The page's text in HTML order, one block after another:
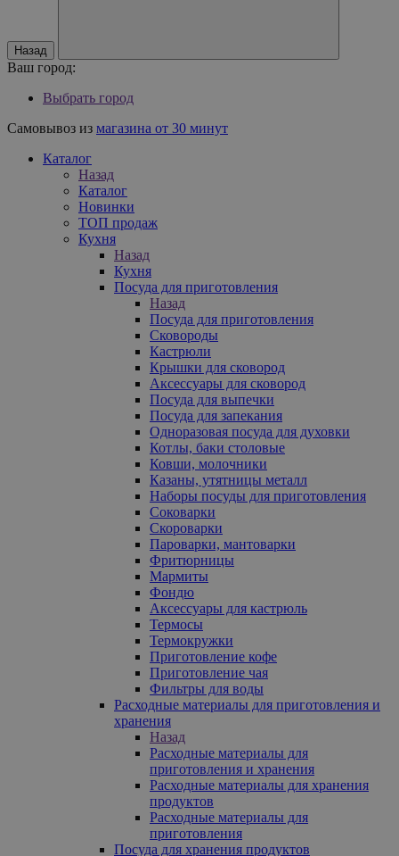
Назад
Ваш город:
Выбрать город
Самовывоз из магазина от 30 минут
Каталог
Назад
Каталог
Новинки
ТОП продаж
Кухня
Назад
Кухня
Посуда для приготовления
Назад
Посуда для приготовления
Сковороды
Кастрюли
Крышки для сковород
Аксессуары для сковород
Посуда для выпечки
Посуда для запекания
Одноразовая посуда для духовки
Котлы, баки столовые
Ковши, молочники
Казаны, утятницы металл
Наборы посуды для приготовления
Соковарки
Скороварки
Пароварки, мантоварки
Фритюрницы
Мармиты
Фондю
Аксессуары для кастрюль
Термосы
Термокружки
Приготовление кофе
Приготовление чая
Фильтры для воды
Расходные материалы для приготовления и
хранения
Назад
Расходные материалы для
приготовления и хранения
Расходные материалы для хранения
продуктов
Расходные материалы для
приготовления
Посуда для хранения продуктов